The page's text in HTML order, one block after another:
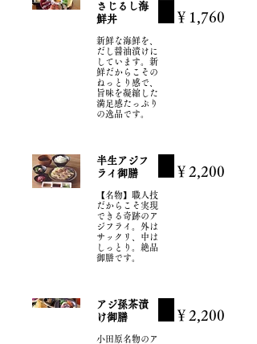
さじるし海
鮮丼
新鮮な海鮮を、
だし醤油漬けに
しています。新
鮮だからこその
ねっとり感で、
旨味を凝縮した
満足感たっぷり
の逸品です。
￥1,760
半生アジフ
ライ御膳
【名物】職人技
だからこそ実現
できる奇跡のア
ジフライ。外は
サックリ、中は
しっとり。絶品
御膳です。
￥2,200
アジ孫茶漬
け御膳
小田原名物のア
￥2,200